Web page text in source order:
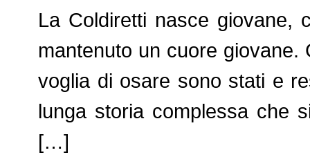
La Coldiretti nasce giovane,
mantenuto un cuore
voglia di osare sono stati e
lunga storia complessa che
[…]